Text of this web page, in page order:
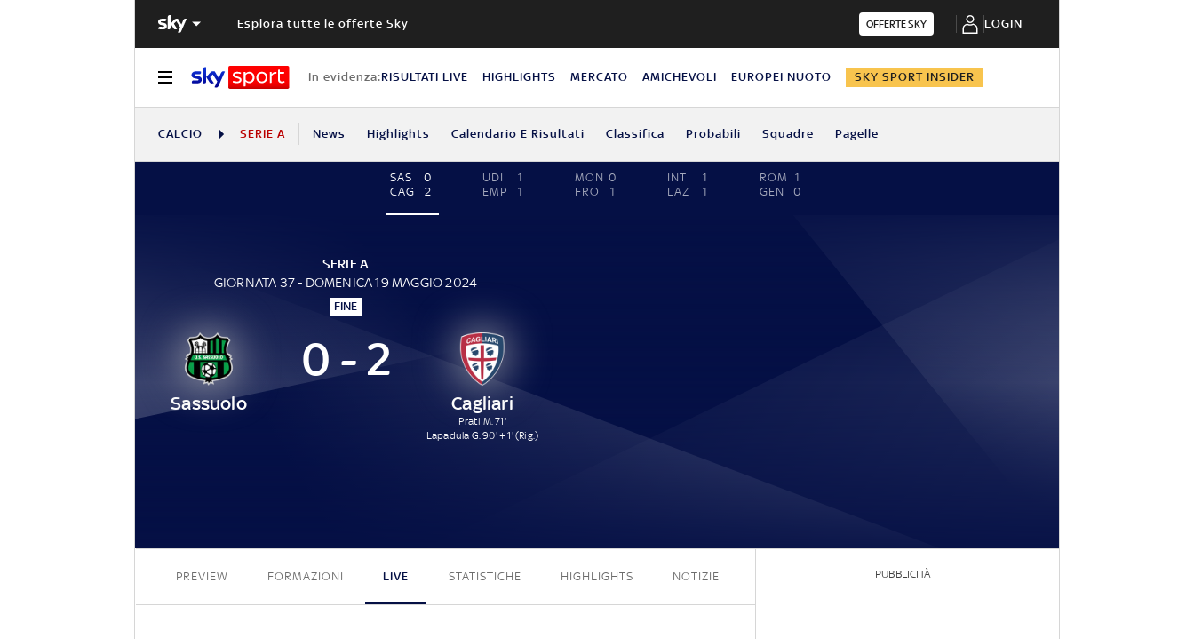
Esplora tutte le offerte Sky OFFERTE SKY LOGIN
In evidenza:RISULTATI LIVE HIGHLIGHTS MERCATO AMICHEVOLI EUROPEI NUOTO SKY SPORT INSIDER
CALCIO SERIE A News Highlights Calendario E Risultati Classifica Probabili Squadre Pagelle
SAS
0
CAG
2
UDI
1
EMP
1
MON 0
FRO
1
INT
1
LAZ
1
ROM
1
GEN
0
SERIE A
GIORNATA 37 - DOMENICA 19 MAGGIO 2024
FINE
Sassuolo
0 - 2
Cagliari
Prati M. 71'
Lapadula G. 90' + 1' (Rig.)
PREVIEW FORMAZIONI LIVE STATISTICHE HIGHLIGHTS NOTIZIE PUBBLICITÀ